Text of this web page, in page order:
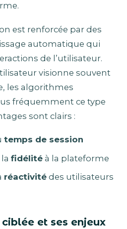
est renforcée par des
automatique qui
de l’utilisateur.
visionne souvent
les algorithmes
fréquemment ce type
sont clairs :
temps de session
fidélitéà la plateforme
réactivitédes utilisateurs
et ses enjeux